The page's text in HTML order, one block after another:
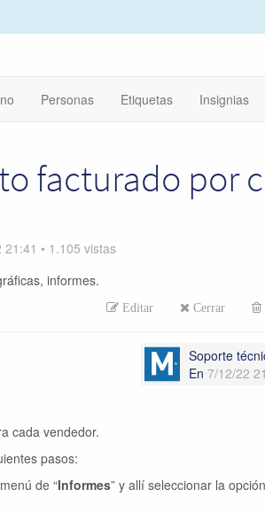
Personas Etiquetas Insignias
facturado por
21:41 • 1.105 vistas
informes.
Editar Cerrar
Soporte
En 7/12/22
cada vendedor.
pasos:
de “Informes” y allí seleccionar la